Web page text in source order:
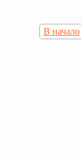
В начало